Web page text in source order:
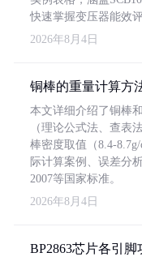
快速掌握变压器能效评
2026年8月4日
铜棒的重量计算方
本文详细介绍了铜棒
（理论公式法、查表
棒密度取值（8.4-
际计算案例、误差分
2007等国家标准。
2026年8月4日
BP2863芯片各引脚